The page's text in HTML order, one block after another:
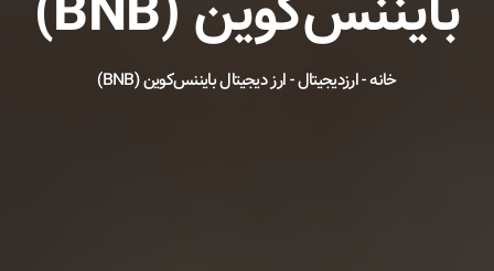
خانه-ارزدیجیتال-ارز دیجیتال بایننس‌کوین (BNB)